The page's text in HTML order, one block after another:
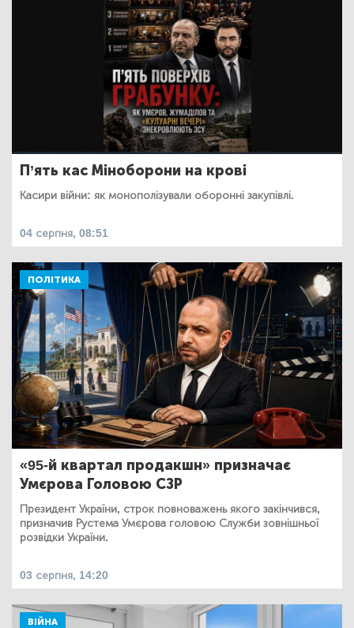
П’ять кас Міноборони на крові
Касири війни: як монополізували оборонні закупівлі.
04 серпня, 08:51
ПОЛІТИКА
«95-й квартал продакшн» призначає
Умєрова Головою СЗР
Президент України, строк повноважень якого закінчився,
призначив Рустема Умєрова головою Служби зовнішньої
розвідки України.
03 серпня, 14:20
ВІЙНА